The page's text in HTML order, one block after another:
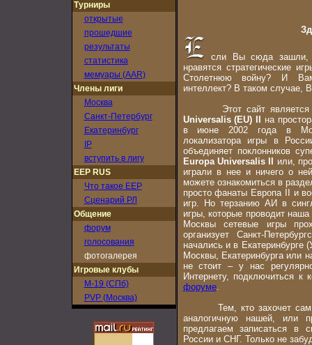
Турниры
открытые
прошедшие
результаты
статистика
мемуары (AAR)
Члены лиги
Москва
Санкт-Петербург
Екатеринбург
IP
вступить в лигу
EEP RUS
Что такое EEP
Сценарий РЛ
Общение
форум
голосования
фотогалерея
Игровые клубы
M-19 (СПб)
PVP (Москва)
сли Вы сюда зашли,
нравятся стратегические
Столетнюю войну? И Вам
интеллект? В таком случае,
Этот сайт является
Universalis (EU) II
на
в июне 2002 года в
локализатора игры в
объединяет поклонников
Europa Universalis II
или,
играли в нее и ничего о
можете ознакомиться в
просто фанаты Европа II и
игр. Но терзанию АИ в
игры, которые проводит
Москвы сетевые игры
организует Санкт-
начались и в
Москвы, Екатеринбурга или
не стоит – у нас
Интернету, подключиться
форуме.
Тем, кто захочет сам
аналогичную нашей, или
предлагаем записаться в
России и СНГ. Только не